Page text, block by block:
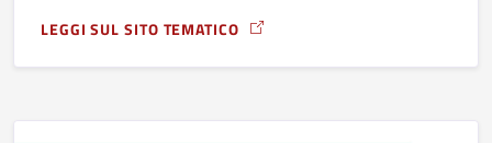
LEGGI SUL SITO TEMATICO
A PROPOSITO DI IMPARIAMO L&#039;INGLESE